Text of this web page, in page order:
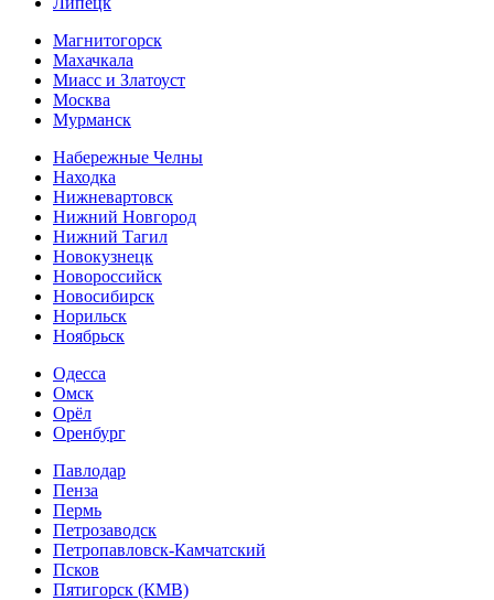
Магнитогорск
Махачкала
Миасс и Златоуст
Москва
Мурманск
Набережные Челны
Находка
Нижневартовск
Нижний Новгород
Нижний Тагил
Новокузнецк
Новороссийск
Новосибирск
Норильск
Ноябрьск
Одесса
Омск
Орёл
Оренбург
Павлодар
Пенза
Пермь
Петрозаводск
Петропавловск-Камчатский
Псков
Пятигорск (КМВ)